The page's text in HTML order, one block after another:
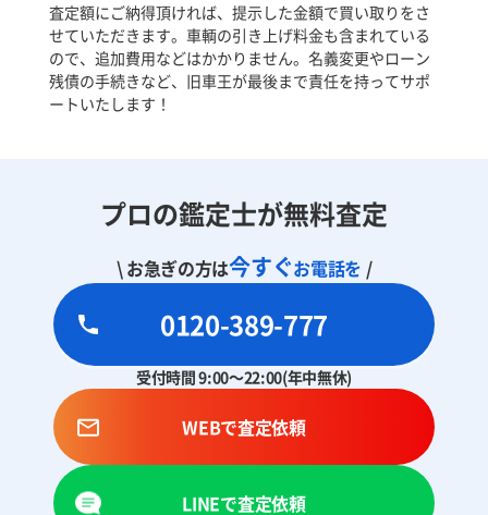
査定額にご納得頂ければ、提示した金額で買い取りをさ
せていただきます。車輌の引き上げ料金も含まれている
ので、追加費用などはかかりません。名義変更やローン
残債の手続きなど、旧車王が最後まで責任を持ってサポ
ートいたします！
プロの鑑定士が無料査定
\ お急ぎの方は今すぐお電話を /
0120-389-777
受付時間 9:00～22:00(年中無休)
WEBで査定依頼
LINEで査定依頼